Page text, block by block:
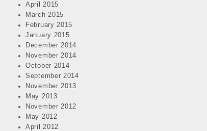
April 2015
March 2015
February 2015
January 2015
December 2014
November 2014
October 2014
September 2014
November 2013
May 2013
November 2012
May 2012
April 2012